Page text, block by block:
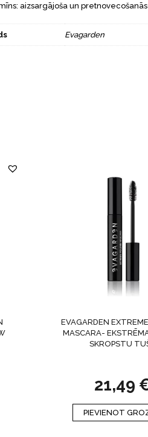
aizsargājoša un pretnovecošanās
Evagarden
EVAGARDEN
MASCARA-
SKROPSTU
21,49
PIEVIENOT